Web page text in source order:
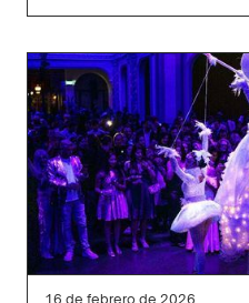
16 de febrero de 2026